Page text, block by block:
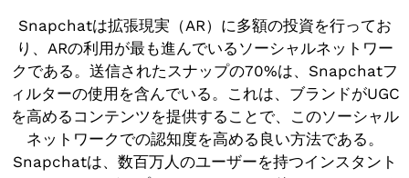
Snapchatは拡張現実（AR）に多額の投資を行ってお
り、ARの利用が最も進んでいるソーシャルネットワー
クである。送信されたスナップの70%は、Snapchatフ
ィルターの使用を含んでいる。これは、ブランドがUGC
を高めるコンテンツを提供することで、このソーシャル
ネットワークでの認知度を高める良い方法である。
Snapchatは、数百万人のユーザーを持つインスタント